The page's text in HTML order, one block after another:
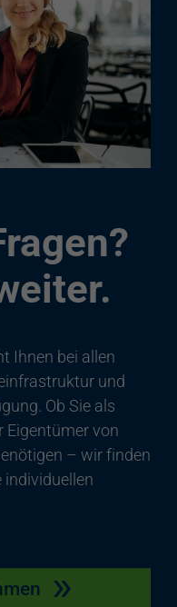
Ihnen bei allen
und
Ob Sie als
Eigentümer von
– wir finden
individuellen